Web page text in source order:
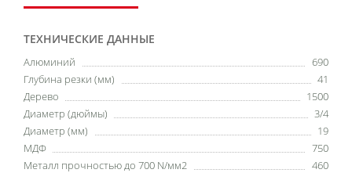
ТЕХНИЧЕСКИЕ ДАННЫЕ
Алюминий
690
Глубина резки (мм)
41
Дерево
1500
Диаметр (дюймы)
3/4
Диаметр (мм)
19
МДФ
750
Металл прочностью до 700 N/мм2
460